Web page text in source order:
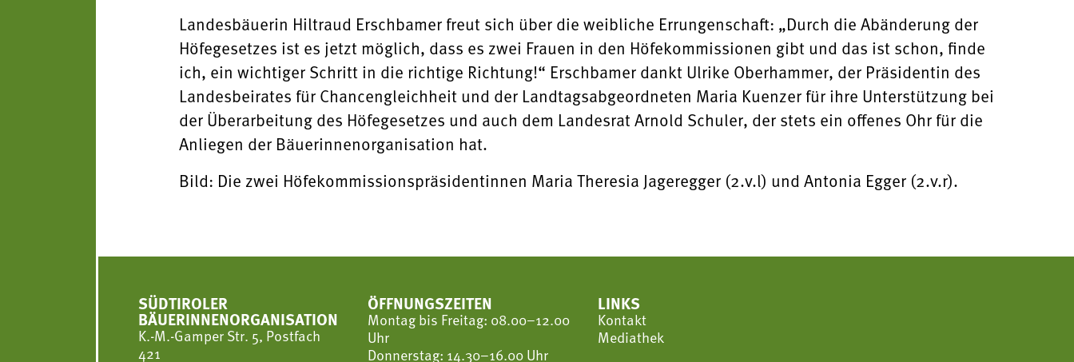
Landesbäuerin Hiltraud Erschbamer freut sich über die weibliche Errungenschaft: „Durch die Abänderung der
Höfegesetzes ist es jetzt möglich, dass es zwei Frauen in den Höfekommissionen gibt und das ist schon, finde
ich, ein wichtiger Schritt in die richtige Richtung!“ Erschbamer dankt Ulrike Oberhammer, der Präsidentin des
Landesbeirates für Chancengleichheit und der Landtagsabgeordneten Maria Kuenzer für ihre Unterstützung bei
der Überarbeitung des Höfegesetzes und auch dem Landesrat Arnold Schuler, der stets ein offenes Ohr für die
Anliegen der Bäuerinnenorganisation hat.
Bild: Die zwei Höfekommissionspräsidentinnen Maria Theresia Jageregger (2.v.l) und Antonia Egger (2.v.r).
SÜDTIROLER
BÄUERINNENORGANISATION
K.-M.-Gamper Str. 5, Postfach
421
ÖFFNUNGSZEITEN
Montag bis Freitag: 08.00–12.00
Uhr
Donnerstag: 14.30–16.00 Uhr
LINKS
Kontakt
Mediathek